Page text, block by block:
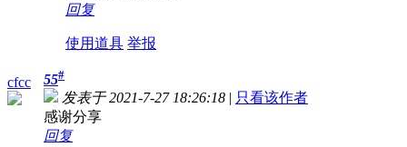
回复
使用道具 举报
cfcc 55#
发表于 2021-7-27 18:26:18 | 只看该作者
感谢分享
回复